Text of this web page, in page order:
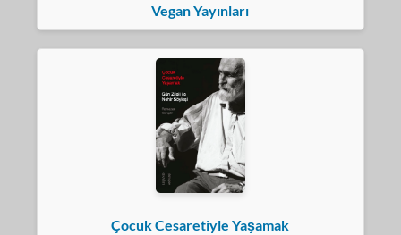
Vegan Yayınları
Çocuk Cesaretiyle Yaşamak